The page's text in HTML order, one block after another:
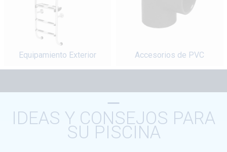
Equipamiento Exterior Accesorios de PVC
IDEAS Y CONSEJOS PARA
SU PISCINA